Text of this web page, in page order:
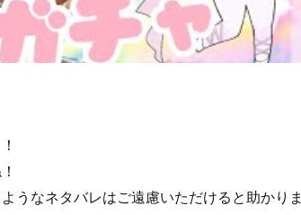
うなネタバレはご遠慮いただけると助かりま